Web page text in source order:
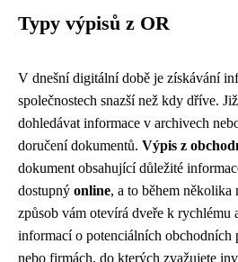
Typy výpisů z OR
V dnešní digitální době je získávání
společnostech snazší než kdy dříve.
dohledávat informace v archivech
doručení dokumentů. Výpis z
dokument obsahující důležité
dostupný online, a to během
způsob vám otevírá dveře k rychlému
informací o potenciálních obchodních
nebo firmách, do kterých zvažujete